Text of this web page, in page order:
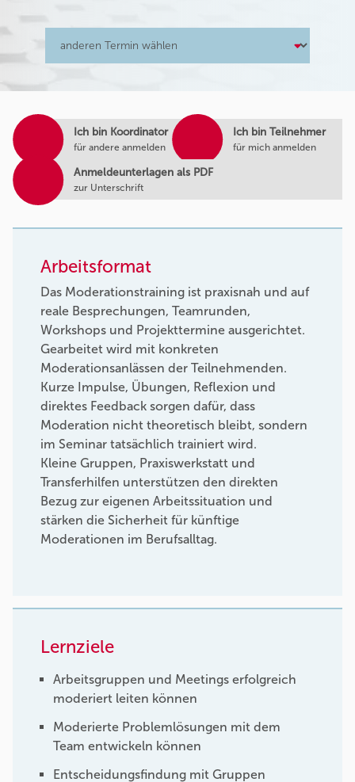
Arbeitsformat
Das Moderationstraining ist praxisnah und auf
reale Besprechungen, Teamrunden,
Workshops und Projekttermine ausgerichtet.
Gearbeitet wird mit konkreten
Moderationsanlässen der Teilnehmenden.
Kurze Impulse, Übungen, Reflexion und
direktes Feedback sorgen dafür, dass
Moderation nicht theoretisch bleibt, sondern
im Seminar tatsächlich trainiert wird.
Kleine Gruppen, Praxiswerkstatt und
Transferhilfen unterstützen den direkten
Bezug zur eigenen Arbeitssituation und
stärken die Sicherheit für künftige
Moderationen im Berufsalltag.
Lernziele
Arbeitsgruppen und Meetings erfolgreich
moderiert leiten können
Moderierte Problemlösungen mit dem
Team entwickeln können
Entscheidungsfindung mit Gruppen
Ich bin Koordinator
für andere anmelden
Ich bin Teilnehmer
für mich anmelden
Anmeldeunterlagen als PDF
zur Unterschrift